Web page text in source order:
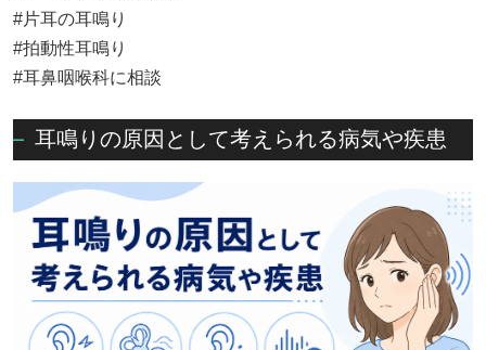
#片耳の耳鳴り
#拍動性耳鳴り
#耳鼻咽喉科に相談
耳鳴りの原因として考えられる病気や疾患